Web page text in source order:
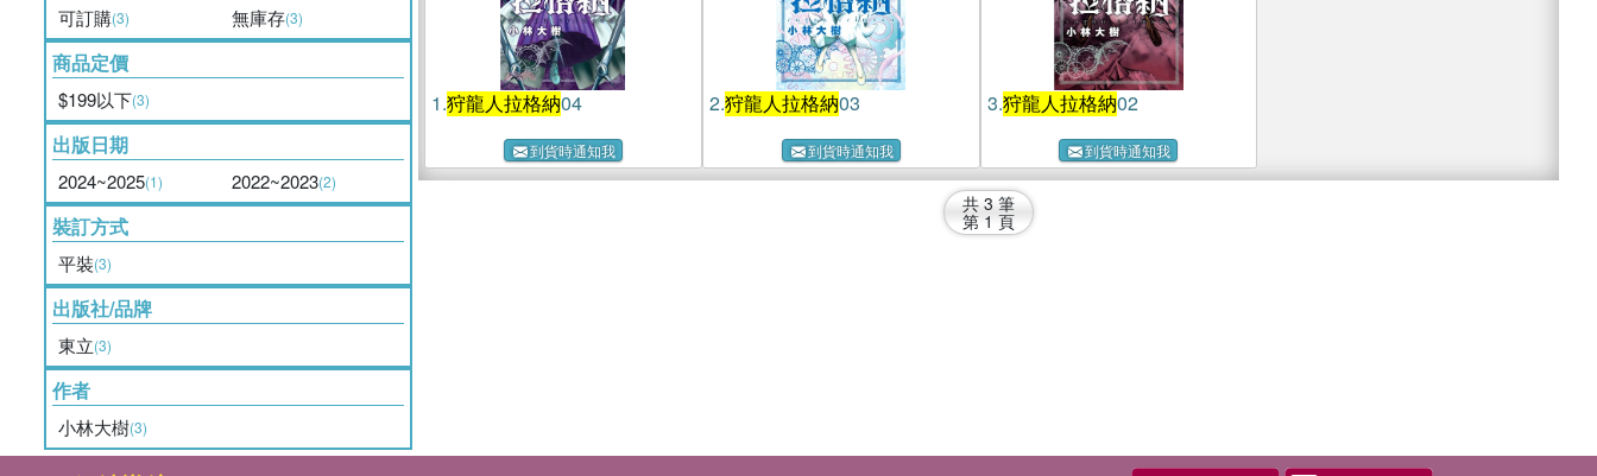
可訂購(3) 無庫存(3)
商品定價
$199以下(3)
出版日期
2024~2025(1) 2022~2023(2)
裝訂方式
平裝(3)
出版社/品牌
東立(3)
作者
小林大樹(3)
1.狩龍人拉格納04
到貨時通知我
2.狩龍人拉格納03
到貨時通知我
3.狩龍人拉格納02
到貨時通知我
共 3 筆
第 1 頁